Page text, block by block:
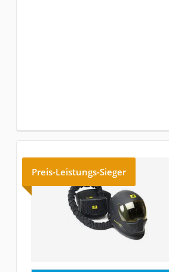
Preis-Leistungs-Sieger